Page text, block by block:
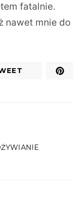
fatalnie.
nawet mnie do